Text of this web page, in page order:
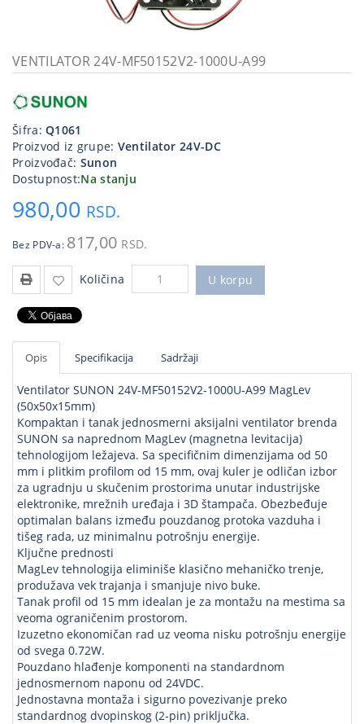
priključci
tehnika
Poslovna
oprema,računari
program
VENTILATOR 24V-MF50152V2-1000U-A99
Šifra:Q1061
Proizvod iz grupe: Ventilator 24V-DC
Proizvođač: Sunon
Dostupnost:Na stanju
980,00 RSD.
Bez PDV-a: 817,00 RSD.
Količina U korpu
Opis Specifikacija Sadržaji
Ventilator SUNON 24V-MF50152V2-1000U-A99 MagLev
(50x50x15mm)
Kompaktan i tanak jednosmerni aksijalni ventilator brenda
SUNON sa naprednom MagLev (magnetna levitacija)
tehnologijom ležajeva. Sa specifičnim dimenzijama od 50
mm i plitkim profilom od 15 mm, ovaj kuler je odličan izbor
za ugradnju u skučenim prostorima unutar industrijske
elektronike, mrežnih uređaja i 3D štampača. Obezbeđuje
optimalan balans između pouzdanog protoka vazduha i
tišeg rada, uz minimalnu potrošnju energije.
Ključne prednosti
MagLev tehnologija eliminiše klasično mehaničko trenje,
produžava vek trajanja i smanjuje nivo buke.
Tanak profil od 15 mm idealan je za montažu na mestima sa
veoma ograničenim prostorom.
Izuzetno ekonomičan rad uz veoma nisku potrošnju energije
od svega 0.72W.
Pouzdano hlađenje komponenti na standardnom
jednosmernom naponu od 24VDC.
Jednostavna montaža i sigurno povezivanje preko
standardnog dvopinskog (2-pin) priključka.